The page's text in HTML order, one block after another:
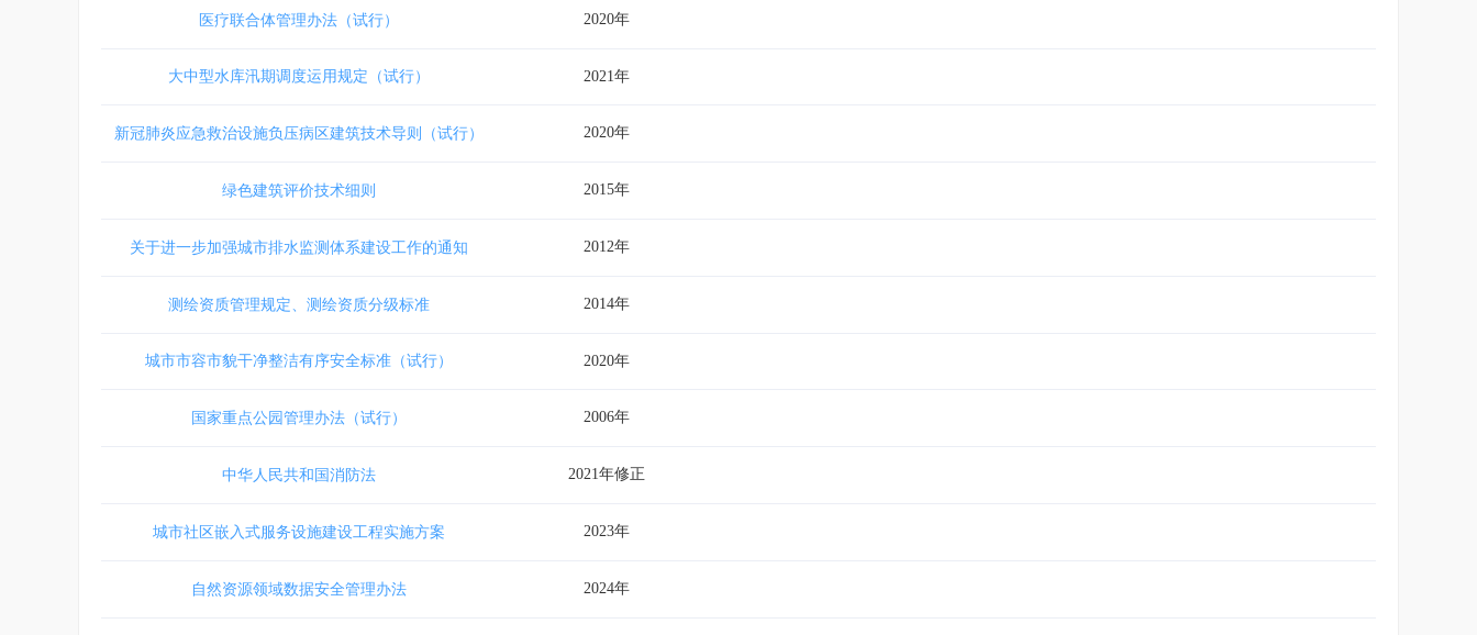
医疗联合体管理办法（试行） 2020年
大中型水库汛期调度运用规定（试行） 2021年
新冠肺炎应急救治设施负压病区建筑技术导则（试行） 2020年
绿色建筑评价技术细则 2015年
关于进一步加强城市排水监测体系建设工作的通知 2012年
测绘资质管理规定、测绘资质分级标准 2014年
城市市容市貌干净整洁有序安全标准（试行） 2020年
国家重点公园管理办法（试行） 2006年
中华人民共和国消防法 2021年修正
城市社区嵌入式服务设施建设工程实施方案 2023年
自然资源领域数据安全管理办法 2024年